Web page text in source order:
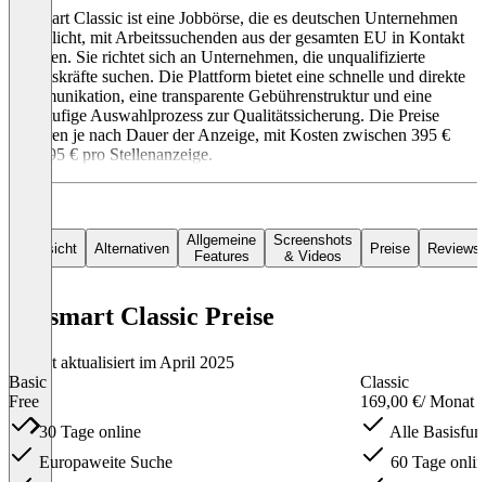
Jobsmart Classic ist eine Jobbörse, die es deutschen Unternehmen
ermöglicht, mit Arbeitssuchenden aus der gesamten EU in Kontakt
zu treten. Sie richtet sich an Unternehmen, die unqualifizierte
Arbeitskräfte suchen. Die Plattform bietet eine schnelle und direkte
Kommunikation, eine transparente Gebührenstruktur und eine
zweistufige Auswahlprozess zur Qualitätssicherung. Die Preise
variieren je nach Dauer der Anzeige, mit Kosten zwischen 395 €
und 895 € pro Stellenanzeige.
Übersicht Alternativen
Allgemeine
Features
Screenshots
& Videos
Preise Reviews
Jobsmart Classic Preise
Zuletzt aktualisiert im April 2025
Basic
Free
30 Tage online
Europaweite Suche
Classic
169,00 €/ Monat
Alle
60 Tage